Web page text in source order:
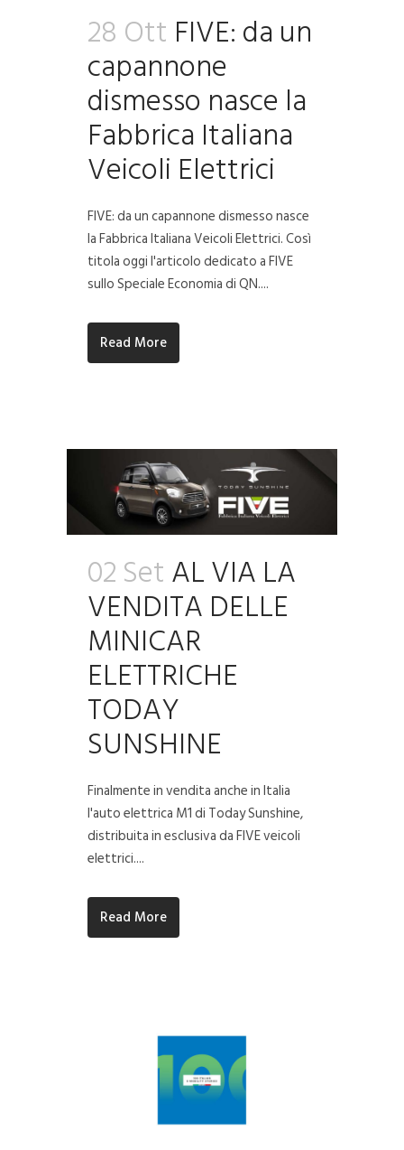
28 Ott FIVE: da un
capannone
dismesso nasce la
Fabbrica Italiana
Veicoli Elettrici
FIVE: da un capannone dismesso nasce
la Fabbrica Italiana Veicoli Elettrici. Così
titola oggi l'articolo dedicato a FIVE
sullo Speciale Economia di QN....
Read More
02 SetAL VIA LA
VENDITA DELLE
MINICAR
ELETTRICHE
TODAY
SUNSHINE
Finalmente in vendita anche in Italia
l'auto elettrica M1 di Today Sunshine,
distribuita in esclusiva da FIVE veicoli
elettrici....
Read More